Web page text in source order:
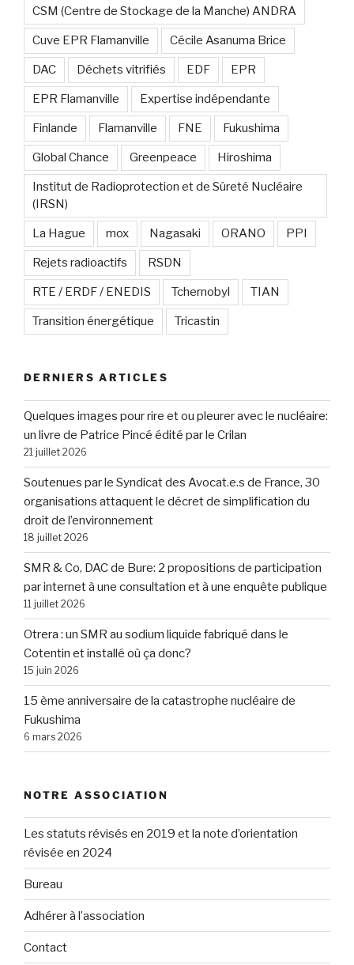
CSM (Centre de Stockage de la Manche) ANDRA
Cuve EPR Flamanville Cécile Asanuma Brice
DAC Déchets vitrifiés EDF EPR
EPR Flamanville Expertise indépendante
Finlande Flamanville FNE Fukushima
Global Chance Greenpeace Hiroshima
Institut de Radioprotection et de Sûreté Nucléaire
(IRSN)
La Hague mox Nagasaki ORANO PPI
Rejets radioactifs RSDN
RTE / ERDF / ENEDIS Tchernobyl TIAN
Transition énergétique Tricastin
DERNIERS ARTICLES
Quelques images pour rire et ou pleurer avec le nucléaire:
un livre de Patrice Pincé édité par le Crilan
21 juillet 2026
Soutenues par le Syndicat des Avocat.e.s de France, 30
organisations attaquent le décret de simplification du
droit de l’environnement
18 juillet 2026
SMR & Co, DAC de Bure: 2 propositions de participation
par internet à une consultation et à une enquête publique
11 juillet 2026
Otrera : un SMR au sodium liquide fabriqué dans le
Cotentin et installé où ça donc?
15 juin 2026
15 ème anniversaire de la catastrophe nucléaire de
Fukushima
6 mars 2026
NOTRE ASSOCIATION
Les statuts révisés en 2019 et la note d’orientation
révisée en 2024
Bureau
Adhérer à l’association
Contact